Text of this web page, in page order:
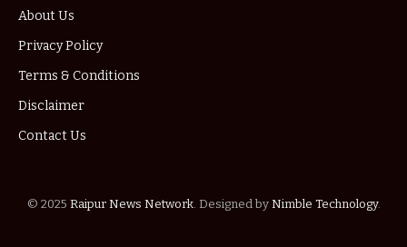
About Us
Privacy Policy
Terms & Conditions
Disclaimer
Contact Us
© 2025 Raipur News Network. Designed by Nimble Technology.